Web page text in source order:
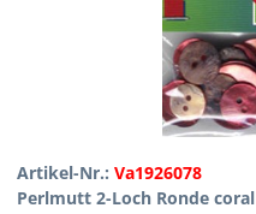
Artikel-Nr.:Va1926078
Perlmutt 2-Loch Ronde coral